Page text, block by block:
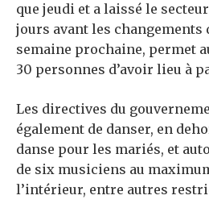
que jeudi et a laissé le
jours avant les
semaine prochaine, permet
30 personnes d’avoir lieu à
Les directives du
également de danser, en
danse pour les mariés, et
de six musiciens au
l’intérieur, entre autres